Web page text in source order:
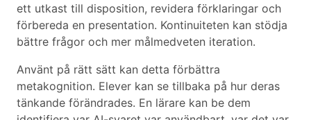
ett utkast till disposition, revidera förklaringar och
förbereda en presentation. Kontinuiteten kan stödja
bättre frågor och mer målmedveten iteration.
Använt på rätt sätt kan detta förbättra
metakognition. Elever kan se tillbaka på hur deras
tänkande förändrades. En lärare kan be dem